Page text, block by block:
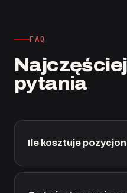
FAQ
pytania
Ile kosztuje